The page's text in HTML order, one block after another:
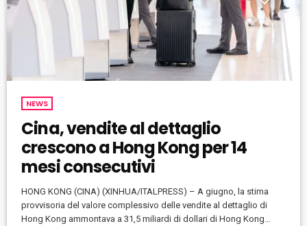
NEWS
Cina, vendite al dettaglio
crescono a Hong Kong per 14
mesi consecutivi
HONG KONG (CINA) (XINHUA/ITALPRESS) – A giugno, la stima
provvisoria del valore complessivo delle vendite al dettaglio di
Hong Kong ammontava a 31,5 miliardi di dollari di Hong Kong